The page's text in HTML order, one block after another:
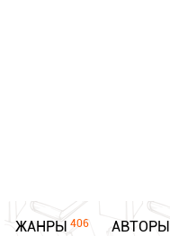
ЖАНРЫ 406 АВТОРЫ